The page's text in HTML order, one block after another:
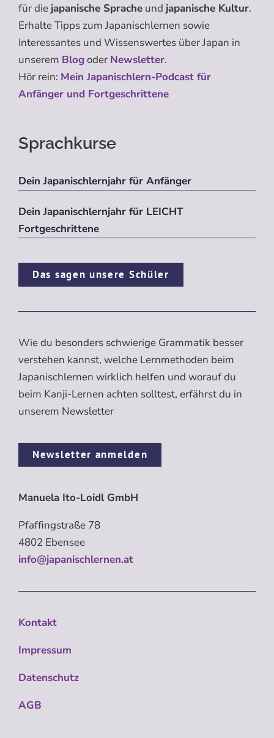
für die japanische Sprache und japanische Kultur.
Erhalte Tipps zum Japanischlernen sowie
Interessantes und Wissenswertes über Japan in
unserem Blogoder Newsletter.
Hör rein: Mein Japanischlern-Podcast für
Anfänger und Fortgeschrittene
Sprachkurse
Dein Japanischlernjahr für Anfänger
Dein Japanischlernjahr für LEICHT
Fortgeschrittene
Das sagen unsere Schüler
Wie du besonders schwierige Grammatik besser
verstehen kannst, welche Lernmethoden beim
Japanischlernen wirklich helfen und worauf du
beim Kanji-Lernen achten solltest, erfährst du in
unserem Newsletter
Newsletter anmelden
Manuela Ito-Loidl GmbH
Pfaffingstraße 78
4802 Ebensee
info@japanischlernen.at
Kontakt
Impressum
Datenschutz
AGB